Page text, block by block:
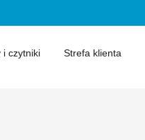
i czytniki Strefa klienta